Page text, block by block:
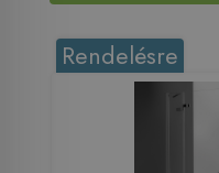
Rendelésre